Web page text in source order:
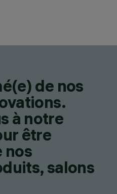
de nos
à notre
être
nos
salons